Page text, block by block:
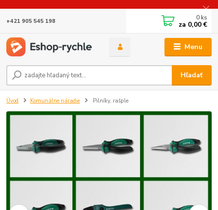
Menu
Hľadať
+421 905 545 198 0 ks
za 0,00 €
Úvod Komunálne náradie Pilníky, rašple